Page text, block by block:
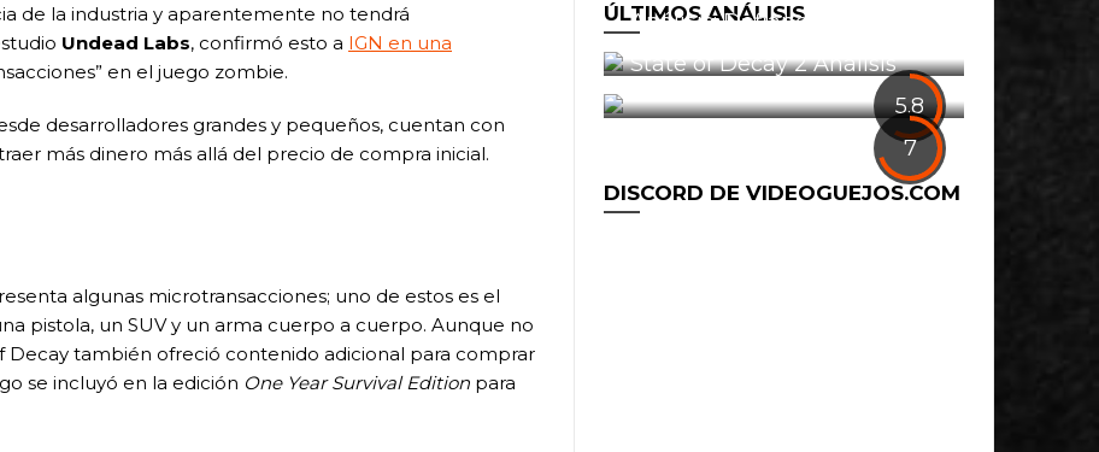
de la industria y aparentemente no tendrá
Undead Labs, confirmó esto a IGN en una
en el juego zombie.
desarrolladores grandes y pequeños, cuentan con
más dinero más allá del precio de compra inicial.
algunas microtransacciones; uno de estos es el
pistola, un SUV y un arma cuerpo a cuerpo. Aunque no
Decay también ofreció contenido adicional para comprar
se incluyó en la edición One Year Survival Edition para
ÚLTIMOS ANÁLISIS
5.8
Análisis: Defiance 2050
7
State of Decay 2 Análisis
1
DISCORD DE VIDEOGUEJOS.COM